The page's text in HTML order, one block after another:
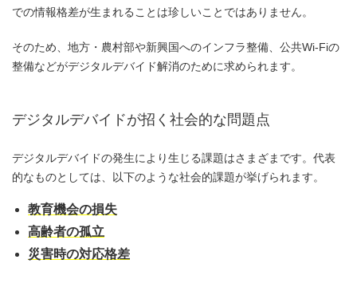
での情報格差が生まれることは珍しいことではありません。
そのため、地方・農村部や新興国へのインフラ整備、公共Wi-Fiの
整備などがデジタルデバイド解消のために求められます。
デジタルデバイドが招く社会的な問題点
デジタルデバイドの発生により生じる課題はさまざまです。代表
的なものとしては、以下のような社会的課題が挙げられます。
教育機会の損失
高齢者の孤立
災害時の対応格差